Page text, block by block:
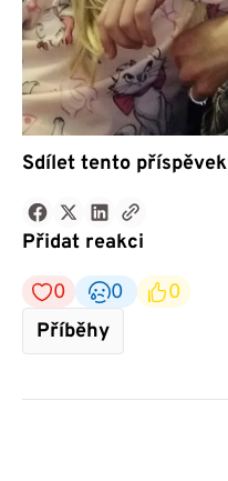
Sdílet tento příspěvek
Přidat reakci
0
0
0
Příběhy